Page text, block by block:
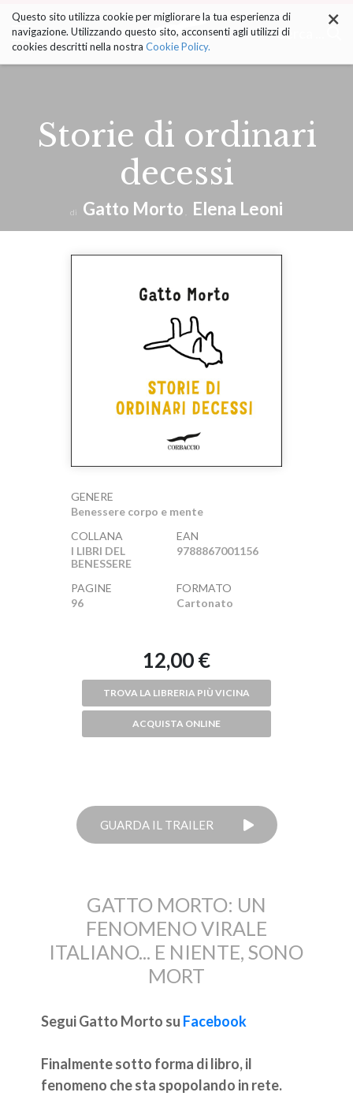
ai
contenuti.
|
Salta
Cerca ... ×
Questo sito utilizza cookie per migliorare la tua esperienza di
navigazione. Utilizzando questo sito, acconsenti agli utilizzi di
cookies descritti nella nostra Cookie Policy.
Storie di ordinari
decessi
di Gatto Morto Elena Leoni
GENERE
Benessere corpo e mente
COLLANA
I LIBRI DEL
BENESSERE
EAN
9788867001156
PAGINE
96
FORMATO
Cartonato
12,00 €
TROVA LA LIBRERIA PIÙ VICINA
ACQUISTA ONLINE
GUARDA IL TRAILER
GATTO MORTO: UN
FENOMENO VIRALE
ITALIANO... E NIENTE, SONO
MORT
Segui Gatto Morto su Facebook
Finalmente sotto forma di libro, il
fenomeno che sta spopolando in rete.